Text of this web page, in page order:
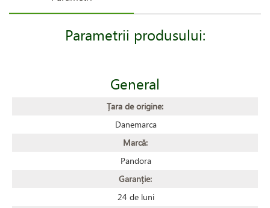
Parametrii produsului:
General
Țara de origine:
Danemarca
Marcă:
Pandora
Garanție:
24 de luni